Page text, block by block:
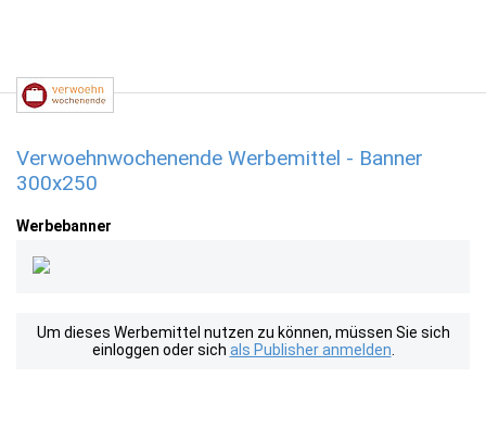
Verwoehnwochenende Werbemittel - Banner
300x250
Werbebanner
Um dieses Werbemittel nutzen zu können, müssen Sie sich
einloggen oder sich als Publisher anmelden